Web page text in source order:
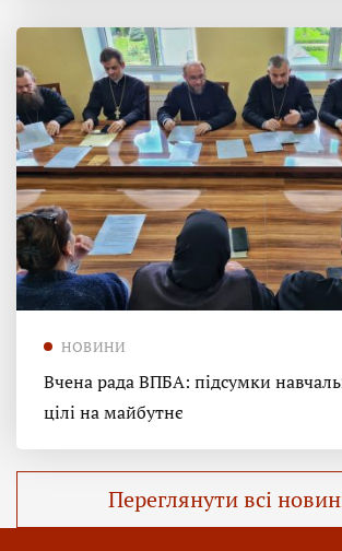
НОВИНИ
Вчена рада ВПБА: підсумки
цілі на майбутнє
Переглянути всі